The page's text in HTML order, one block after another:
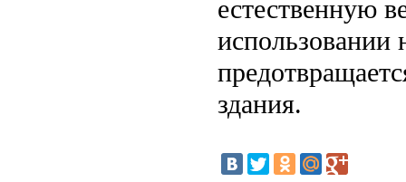
естественную
использовании
здания.